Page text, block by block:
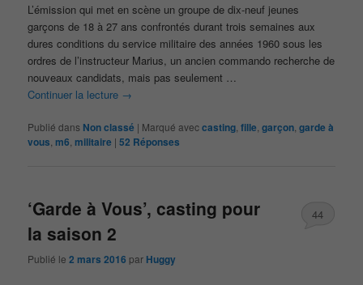
L’émission qui met en scène un groupe de dix-neuf jeunes
garçons de 18 à 27 ans confrontés durant trois semaines aux
dures conditions du service militaire des années 1960 sous les
ordres de l’instructeur Marius, un ancien commando recherche de
nouveaux candidats, mais pas seulement …
Continuer la lecture →
Publié dans Non classé | Marqué aveccasting ,fille ,garçon ,garde à
vous ,m6 ,militaire |52 Réponses
‘Garde à Vous’, casting pour
la saison 2
Publié le2 mars 2016 par Huggy
44